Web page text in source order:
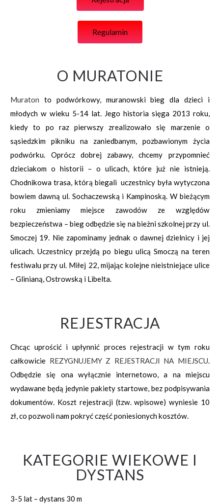
Regulamin
O MURATONIE
Muraton to podwórkowy, muranowski bieg dla dzieci i
młodych w wieku 5-14 lat. Jego historia sięga 2013 roku,
kiedy to po raz pierwszy zrealizowało się marzenie o
sąsiedzkim pikniku na zaniedbanym, pozbawionym życia
podwórku. Oprócz dobrej zabawy, chcemy przypomnieć
dzieciakom o historii – o ulicach, które już nie istnieją.
Chodnikowa trasa, którą biegali uczestnicy była wytyczona
bowiem dawną ul. Sochaczewską i Kampinoską. W bieżącym
roku zmieniamy miejsce zawodów ze względów
bezpieczeństwa – bieg odbędzie się na bieżni szkolnej przy ul.
Smoczej 19. Nie zapominamy jednak o dawnej dzielnicy i jej
ulicach. Uczestnicy przejdą po biegu ulicą Smoczą na teren
festiwalu przy ul. Miłej 22, mijając kolejne nieistniejące ulice
– Glinianą, Ostrowską i Libelta.
REJESTRACJA
Chcąc uprościć i upłynnić proces rejestracji w tym roku
całkowicie REZYGNUJEMY Z REJESTRACJI NA MIEJSCU.
Odbędzie się ona wyłącznie internetowo, a na miejscu
wydawane będą jedynie pakiety startowe, bez podpisywania
dokumentów. Koszt rejestracji (tzw. wpisowe) wyniesie 10
zł, co pozwoli nam pokryć część poniesionych kosztów.
KATEGORIE WIEKOWE I
DYSTANS
3-5 lat – dystans 30 m